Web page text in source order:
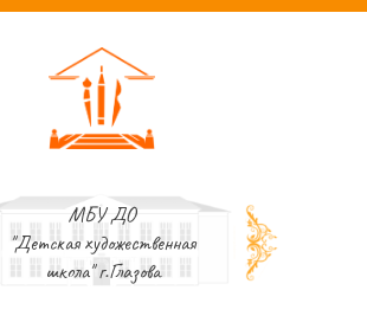
МБУ ДО
"Детская художественная
школа" г.Глазова